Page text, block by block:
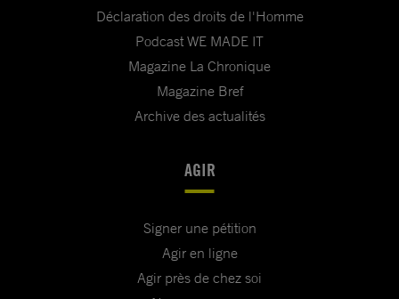
Déclaration des droits de l'Homme
Podcast WE MADE IT
Magazine La Chronique
Magazine Bref
Archive des actualités
AGIR
Signer une pétition
Agir en ligne
Agir près de chez soi